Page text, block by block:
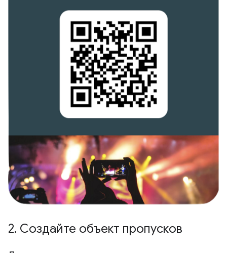
2. Создайте объект пропусков